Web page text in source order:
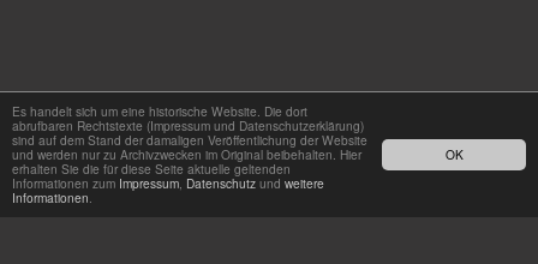
OK
Es handelt sich um eine historische Website. Die dort
abrufbaren Rechtstexte (Impressum und Datenschutzerklärung)
sind auf dem Stand der damaligen Veröffentlichung der Website
und werden nur zu Archivzwecken im Original beibehalten. Hier
erhalten Sie die für diese Seite aktuelle geltenden
Informationen zum Impressum, Datenschutz und weitere
Informationen.